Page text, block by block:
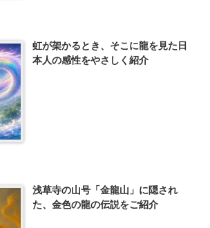
虹が架かるとき、そこに龍を見た日
本人の感性をやさしく紹介
浅草寺の山号「金龍山」に隠され
た、金色の龍の伝説をご紹介